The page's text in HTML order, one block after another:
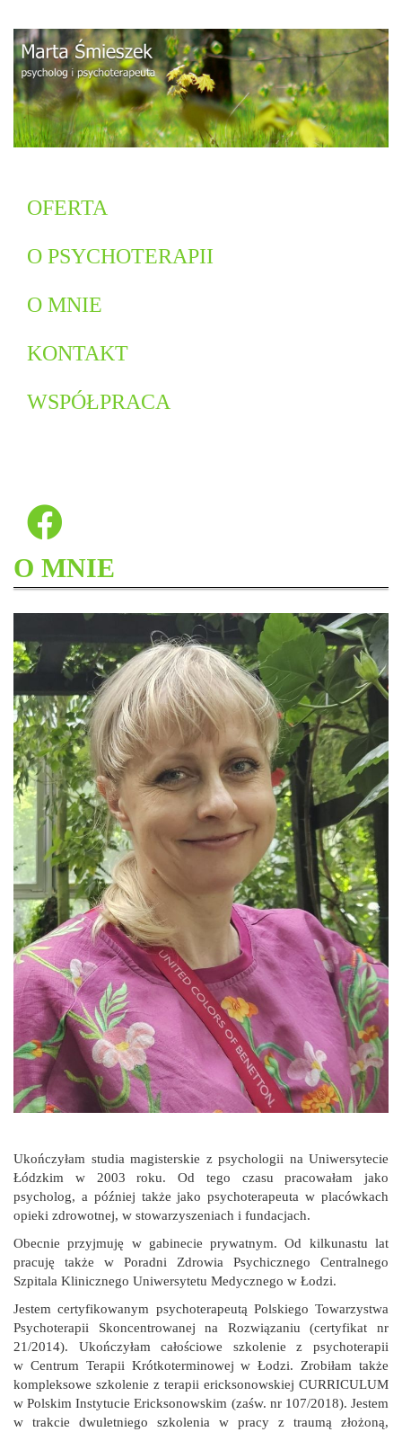
OFERTA
O PSYCHOTERAPII
O MNIE
KONTAKT
WSPÓŁPRACA
O MNIE
Ukończyłam studia magisterskie z psychologii na Uniwersytecie
Łódzkim w 2003 roku. Od tego czasu pracowałam jako
psycholog, a później także jako psychoterapeuta w placówkach
opieki zdrowotnej, w stowarzyszeniach i fundacjach.
Obecnie przyjmuję w gabinecie prywatnym. Od kilkunastu lat
pracuję także w Poradni Zdrowia Psychicznego Centralnego
Szpitala Klinicznego Uniwersytetu Medycznego w Łodzi.
Jestem certyfikowanym psychoterapeutą Polskiego Towarzystwa
Psychoterapii Skoncentrowanej na Rozwiązaniu (certyfikat nr
21/2014). Ukończyłam całościowe szkolenie z psychoterapii
w Centrum Terapii Krótkoterminowej w Łodzi. Zrobiłam także
kompleksowe szkolenie z terapii ericksonowskiej CURRICULUM
w Polskim Instytucie Ericksonowskim (zaśw. nr 107/2018). Jestem
w trakcie dwuletniego szkolenia w pracy z traumą złożoną,